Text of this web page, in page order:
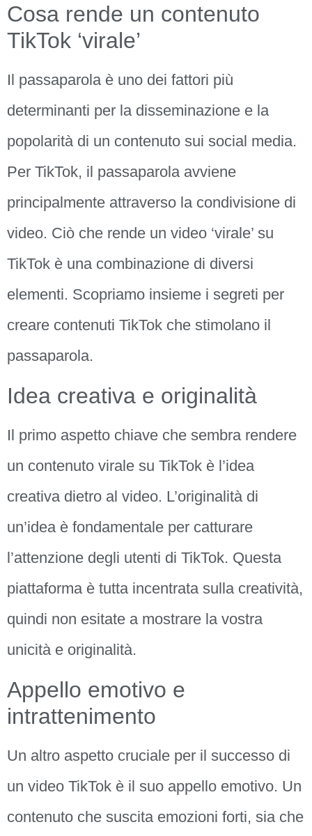
Cosa rende un contenuto
TikTok ‘virale’
Il passaparola è uno dei fattori più
determinanti per la disseminazione e la
popolarità di un contenuto sui social media.
Per TikTok, il passaparola avviene
principalmente attraverso la condivisione di
video. Ciò che rende un video ‘virale’ su
TikTok è una combinazione di diversi
elementi. Scopriamo insieme i segreti per
creare contenuti TikTok che stimolano il
passaparola.
Idea creativa e originalità
Il primo aspetto chiave che sembra rendere
un contenuto virale su TikTok è l’idea
creativa dietro al video. L’originalità di
un’idea è fondamentale per catturare
l’attenzione degli utenti di TikTok. Questa
piattaforma è tutta incentrata sulla creatività,
quindi non esitate a mostrare la vostra
unicità e originalità.
Appello emotivo e
intrattenimento
Un altro aspetto cruciale per il successo di
un video TikTok è il suo appello emotivo. Un
contenuto che suscita emozioni forti, sia che